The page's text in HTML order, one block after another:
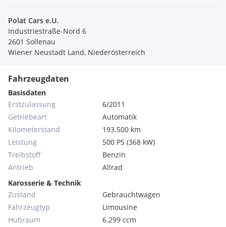
Polat Cars e.U.
Industriestraße-Nord 6
2601 Sollenau
Wiener Neustadt Land, Niederösterreich
Fahrzeugdaten
Basisdaten
Erstzulassung
6/2011
Getriebeart
Automatik
Kilometerstand
193.500 km
Leistung
500 PS (368 kW)
Treibstoff
Benzin
Antrieb
Allrad
Karosserie & Technik
Zustand
Gebrauchtwagen
Fahrzeugtyp
Limousine
Hubraum
6.299 ccm